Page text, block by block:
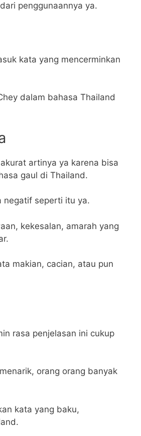
penggunaannya ya.
kata yang mencerminkan
dalam bahasa Thailand
artinya ya karena bisa
gaul di Thailand.
negatif seperti itu ya.
kekesalan, amarah yang
makian, cacian, atau pun
rasa penjelasan ini cukup
orang orang banyak
kata yang baku,